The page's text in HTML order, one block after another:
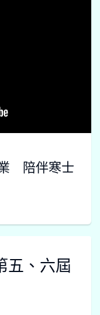
陪伴寒士
五、六屆